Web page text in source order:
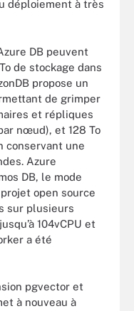
déploiement à très
DB peuvent
de stockage dans
propose un
de grimper
et répliques
nœud), et 128 To
conservant une
Azure
DB, le mode
open source
sur plusieurs
104vCPU et
a été
pgvector et
à nouveau à